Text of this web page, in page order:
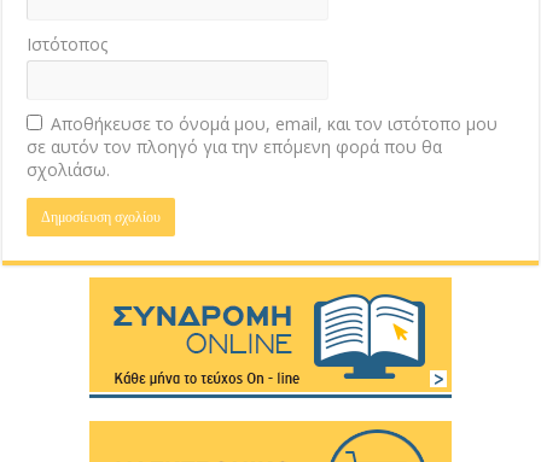
Ιστότοπος
Αποθήκευσε το όνομά μου, email, και τον ιστότοπο μου
σε αυτόν τον πλοηγό για την επόμενη φορά που θα
σχολιάσω.